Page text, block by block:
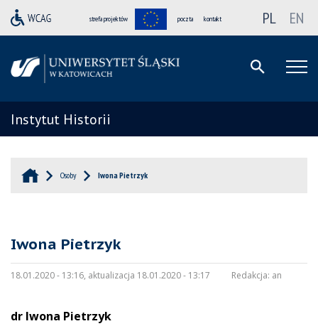
strefa projektów poczta kontakt PL EN
Instytut Historii
Osoby Iwona Pietrzyk
Iwona Pietrzyk
18.01.2020 - 13:16, aktualizacja 18.01.2020 - 13:17 Redakcja: an
dr Iwona Pietrzyk